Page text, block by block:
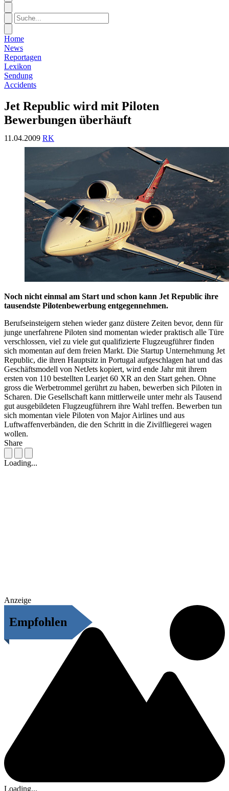
Home
News
Reportagen
Lexikon
Sendung
Accidents
Jet Republic wird mit Piloten
Bewerbungen überhäuft
11.04.2009 RK
Noch nicht einmal am Start und schon kann Jet Republic ihre
tausendste Pilotenbewerbung entgegennehmen.
Berufseinsteigern stehen wieder ganz düstere Zeiten bevor, denn für
junge unerfahrene Piloten sind momentan wieder praktisch alle Türe
verschlossen, viel zu viele gut qualifizierte Flugzeugführer finden
sich momentan auf dem freien Markt. Die Startup Unternehmung Jet
Republic, die ihren Hauptsitz in Portugal aufgeschlagen hat und das
Geschäftsmodell von NetJets kopiert, wird ende Jahr mit ihrem
ersten von 110 bestellten Learjet 60 XR an den Start gehen. Ohne
gross die Werbetrommel gerührt zu haben, bewerben sich Piloten in
Scharen. Die Gesellschaft kann mittlerweile unter mehr als Tausend
gut ausgebildeten Flugzeugführern ihre Wahl treffen. Bewerben tun
sich momentan viele Piloten von Major Airlines und aus
Luftwaffenverbänden, die den Schritt in die Zivilfliegerei wagen
wollen.
Share
Loading...
Anzeige
Empfohlen
Loading...